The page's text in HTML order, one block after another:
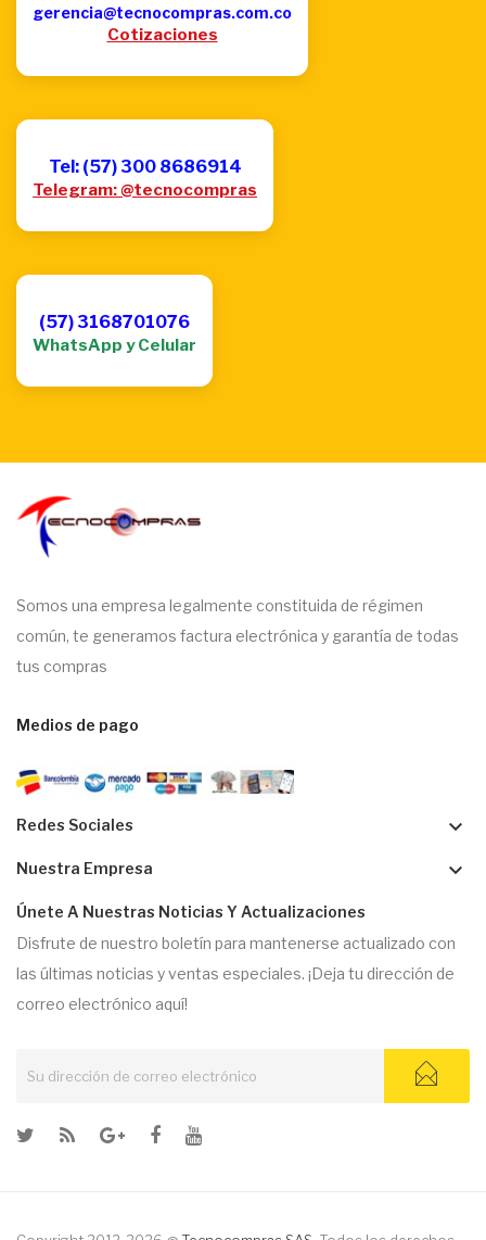
gerencia@tecnocompras.com.co
Cotizaciones
Tel: (57) 300 8686914
Telegram: @tecnocompras
(57) 3168701076
WhatsApp y Celular
Somos una empresa legalmente constituida de régimen
común, te generamos factura electrónica y garantía de todas
tus compras
Medios de pago
Redes Sociales keyboard_arrow_down
Nuestra Empresa keyboard_arrow_down
Únete A Nuestras Noticias Y Actualizaciones
Disfrute de nuestro boletín para mantenerse actualizado con
las últimas noticias y ventas especiales. ¡Deja tu dirección de
correo electrónico aquí!